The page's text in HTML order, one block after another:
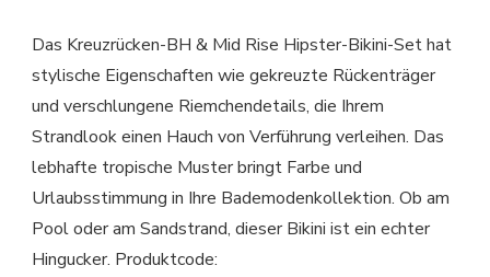
Das Kreuzrücken-BH & Mid Rise Hipster-Bikini-Set hat
stylische Eigenschaften wie gekreuzte Rückenträger
und verschlungene Riemchendetails, die Ihrem
Strandlook einen Hauch von Verführung verleihen. Das
lebhafte tropische Muster bringt Farbe und
Urlaubsstimmung in Ihre Bademodenkollektion. Ob am
Pool oder am Sandstrand, dieser Bikini ist ein echter
Hingucker. Produktcode: